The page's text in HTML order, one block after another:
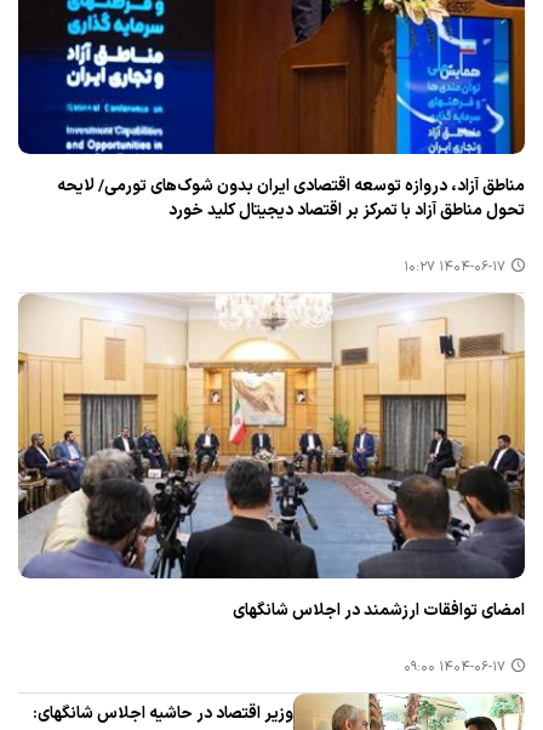
مناطق آزاد، دروازه توسعه اقتصادی ایران بدون شوك‌های تورمی/ لایحه
تحول مناطق آزاد با تمركز بر اقتصاد دیجیتال كلید خورد
۱۴۰۴-۰۶-۱۷ ۱۰:۲۷
امضای توافقات ارزشمند در اجلاس شانگهای
۱۴۰۴-۰۶-۱۷ ۰۹:۰۰
وزیر اقتصاد در حاشیه اجلاس شانگهای: